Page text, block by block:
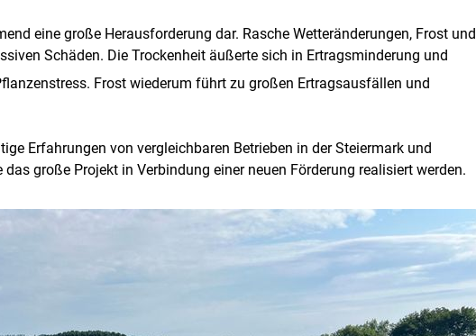
eine große Herausforderung dar. Rasche Wetteränderungen, Frost und
Schäden. Die Trockenheit äußerte sich in Ertragsminderung und
Frost wiederum führt zu großen Ertragsausfällen und
Erfahrungen von vergleichbaren Betrieben in der Steiermark und
große Projekt in Verbindung einer neuen Förderung realisiert werden.